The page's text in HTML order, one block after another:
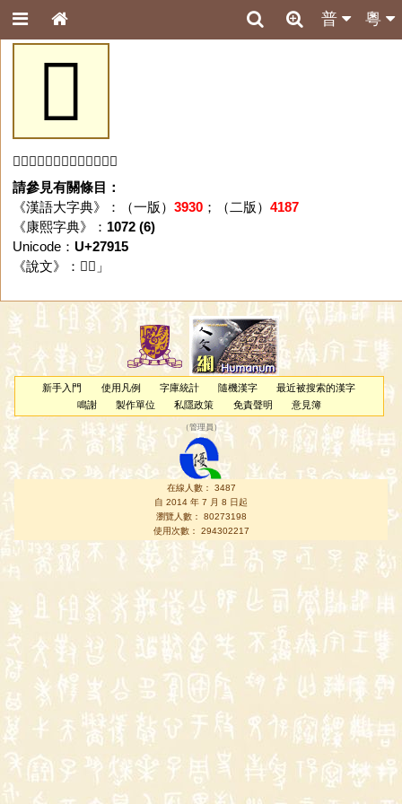
粵
普
𧤕
「𧤕」字未收錄於本資料庫。
請參見有關條目：
《漢語大字典》：（一版） 3930；（二版） 4187
《康熙字典》： 1072 (6)
Unicode： U+27915
《說文》：「 𧤕 」
新手入門 使用凡例 字庫統計 隨機漢字
最近被搜索的漢字
鳴謝
製作單位 私隱政策 免責聲明 意見簿
（管理員 ）
在線人數： 3487
自 2014 年 7 月 8 日起
瀏覽人數： 80273198
使用次數： 294302217